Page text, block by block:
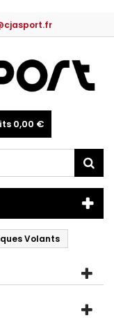
0,00 €
Volants